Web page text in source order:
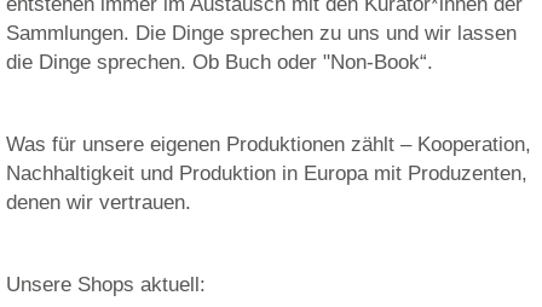
Sammlungen. Die Dinge sprechen zu uns und wir lassen
die Dinge sprechen. Ob Buch oder "Non-Book“.
Was für unsere eigenen Produktionen zählt – Kooperation,
Nachhaltigkeit und Produktion in Europa mit Produzenten,
denen wir vertrauen.
Unsere Shops aktuell: